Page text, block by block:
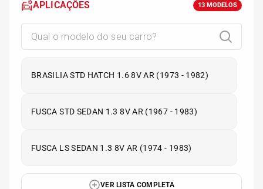
APLICAÇÕES 13 MODELOS
BRASILIA STD HATCH 1.6 8V AR (1973 - 1982)
FUSCA STD SEDAN 1.3 8V AR (1967 - 1983)
FUSCA LS SEDAN 1.3 8V AR (1974 - 1983)
VER LISTA COMPLETA